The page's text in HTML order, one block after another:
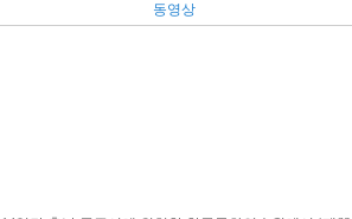
동영상